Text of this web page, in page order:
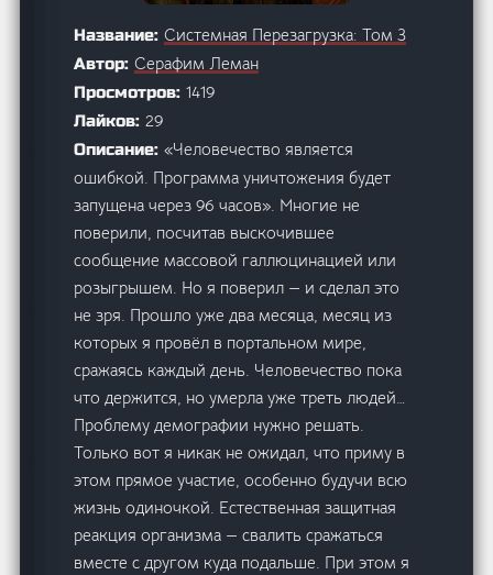
Название:Системная Перезагрузка: Том 3
Автор:Серафим Леман
Просмотров:1419
Лайков:29
Описание:«Человечество является
ошибкой. Программа уничтожения будет
запущена через 96 часов». Многие не
поверили, посчитав выскочившее
сообщение массовой галлюцинацией или
розыгрышем. Но я поверил — и сделал это
не зря. Прошло уже два месяца, месяц из
которых я провёл в портальном мире,
сражаясь каждый день. Человечество пока
что держится, но умерла уже треть людей…
Проблему демографии нужно решать.
Только вот я никак не ожидал, что приму в
этом прямое участие, особенно будучи всю
жизнь одиночкой. Естественная защитная
реакция организма — свалить сражаться
вместе с другом куда подальше. При этом я